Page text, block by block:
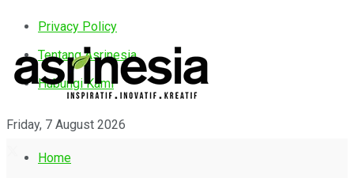
Privacy Policy
Tentang Asrinesia
Hubungi Kami
Friday, 7 August 2026
Home